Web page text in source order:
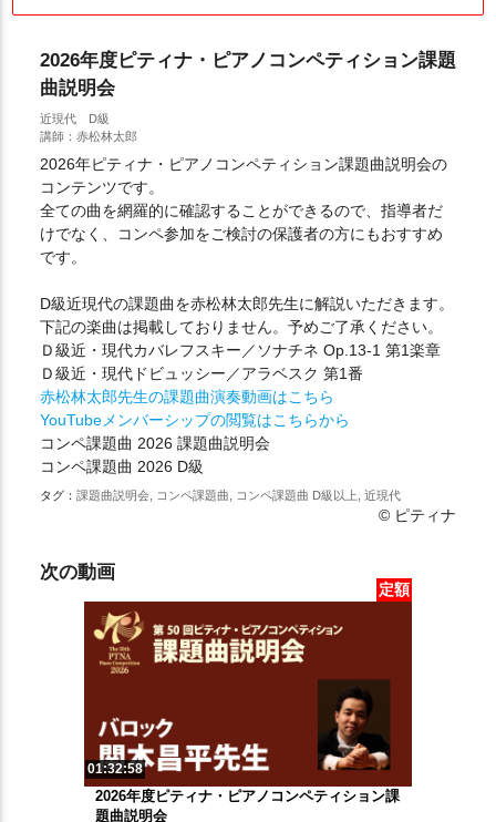
2026年度ピティナ・ピアノコンペティション課題
曲説明会
近現代 D級
講師：赤松林太郎
2026年ピティナ・ピアノコンペティション課題曲説明会の
コンテンツです。
全ての曲を網羅的に確認することができるので、指導者だ
けでなく、コンペ参加をご検討の保護者の方にもおすすめ
です。
D級近現代の課題曲を赤松林太郎先生に解説いただきます。
下記の楽曲は掲載しておりません。予めご了承ください。
Ｄ級近・現代カバレフスキー／ソナチネ Op.13-1 第1楽章
Ｄ級近・現代ドビュッシー／アラベスク 第1番
赤松林太郎先生の課題曲演奏動画はこちら
YouTubeメンバーシップの閲覧はこちらから
コンペ課題曲 2026 課題曲説明会
コンペ課題曲 2026 D級
タグ： 課題曲説明会, コンペ課題曲, コンペ課題曲 D級以上, 近現代
© ピティナ
次の動画
定額
01:32:58
2026年度ピティナ・ピアノコンペティション課
題曲説明会